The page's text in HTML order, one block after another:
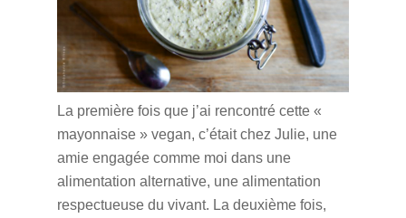
La première fois que j’ai rencontré cette «
mayonnaise » vegan, c’était chez Julie, une
amie engagée comme moi dans une
alimentation alternative, une alimentation
respectueuse du vivant. La deuxième fois,